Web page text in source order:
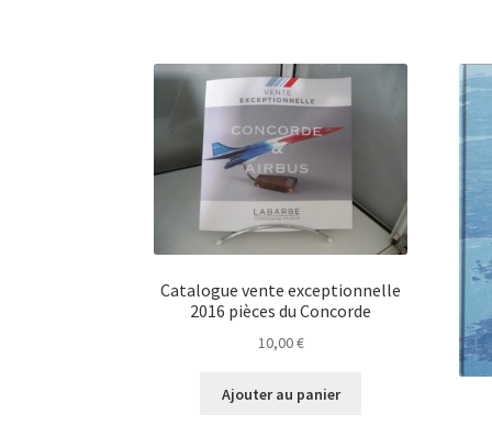
Catalogue vente exceptionnelle
2016 pièces du Concorde
10,00€
Ajouter au panier